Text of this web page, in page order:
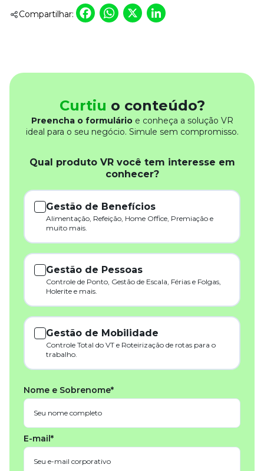
Compartilhar: Facebook
WhatsApp
X
Curtiu o conteúdo?
Preencha o formulárioe conheça a solução VR
ideal para o seu negócio. Simule sem compromisso.
Qual produto VR você tem interesse em
conhecer?
Gestão de Benefícios
Alimentação, Refeição, Home Office, Premiação e
muito mais.
Gestão de Pessoas
Controle de Ponto, Gestão de Escala, Férias e Folgas,
Holerite e mais.
Gestão de Mobilidade
Controle Total do VT e Roteirização de rotas para o
trabalho.
Nome e Sobrenome*
E-mail*